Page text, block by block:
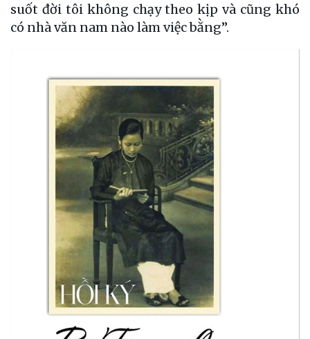
suốt đời tôi không chạy theo kịp và cũng khó
có nhà văn nam nào làm việc bằng”.